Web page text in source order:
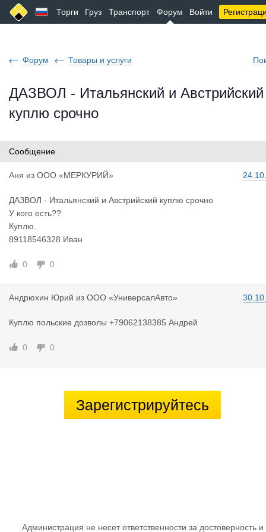
Торги Груз Транспорт Форум Войти
Форум Товары и услуги
ДАЗВОЛ - Итальянский и Австрийский
куплю срочно
Сообщение
Аня из ООО «МЕРКУРИЙ»
ДАЗВОЛ - Итальянский и Австрийский куплю срочно
У кого есть??
Куплю.
89118546328 Иван
0 0
Андрюхин Юрий из ООО «УниверсалАвто»
Куплю польские дозволы +79062138385 Андрей
0 0
Зарегистрируйтесь
Администрация не несет ответственности за достоверность и